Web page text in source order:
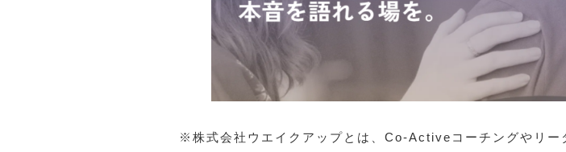
※株式会社ウエイクアップとは、Co-Activeコーチングやリ